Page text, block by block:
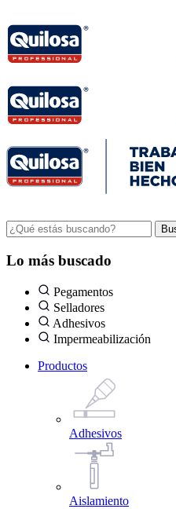
Lo más buscado
Pegamentos
Selladores
Adhesivos
Impermeabilización
Productos
Adhesivos
Aislamiento